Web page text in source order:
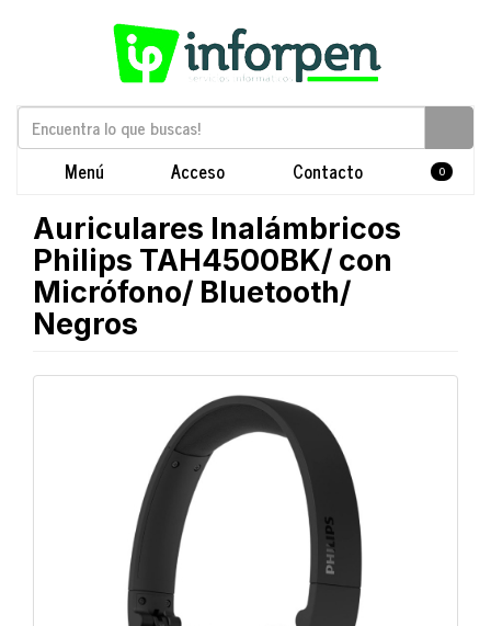
Menú Acceso Contacto 0
Auriculares Inalámbricos
Philips TAH4500BK/ con
Micrófono/ Bluetooth/
Negros